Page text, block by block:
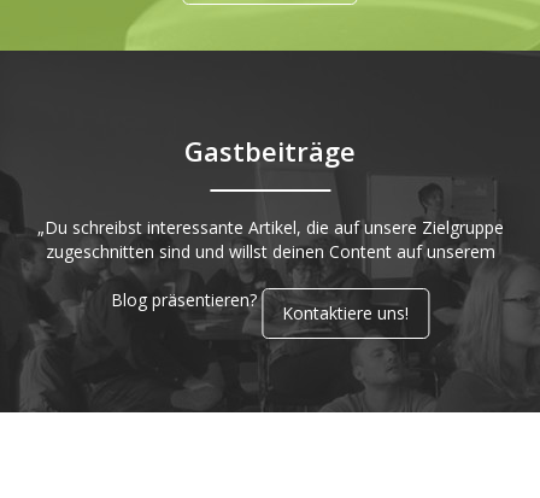
Gastbeiträge
„Du schreibst interessante Artikel, die auf unsere Zielgruppe
zugeschnitten sind und willst deinen Content auf unserem
Blog präsentieren?
Kontaktiere uns!